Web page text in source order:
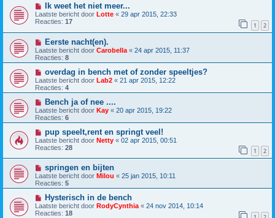
Ik weet het niet meer...
Laatste bericht door Lotte « 29 apr 2015, 22:33
Reacties: 17 1 2
Eerste nacht(en).
Laatste bericht door Carobella « 24 apr 2015, 11:37
Reacties: 8
overdag in bench met of zonder speeltjes?
Laatste bericht door Lab2 « 21 apr 2015, 12:22
Reacties: 4
Bench ja of nee ....
Laatste bericht door Kay « 20 apr 2015, 19:22
Reacties: 6
pup speelt,rent en springt veel!
Laatste bericht door Netty « 02 apr 2015, 00:51
Reacties: 28 1 2
springen en bijten
Laatste bericht door Milou « 25 jan 2015, 10:11
Reacties: 5
Hysterisch in de bench
Laatste bericht door RodyCynthia « 24 nov 2014, 10:14
Reacties: 18